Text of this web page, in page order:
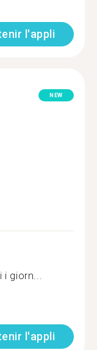
l'appli
NEW
giorn...
l'appli